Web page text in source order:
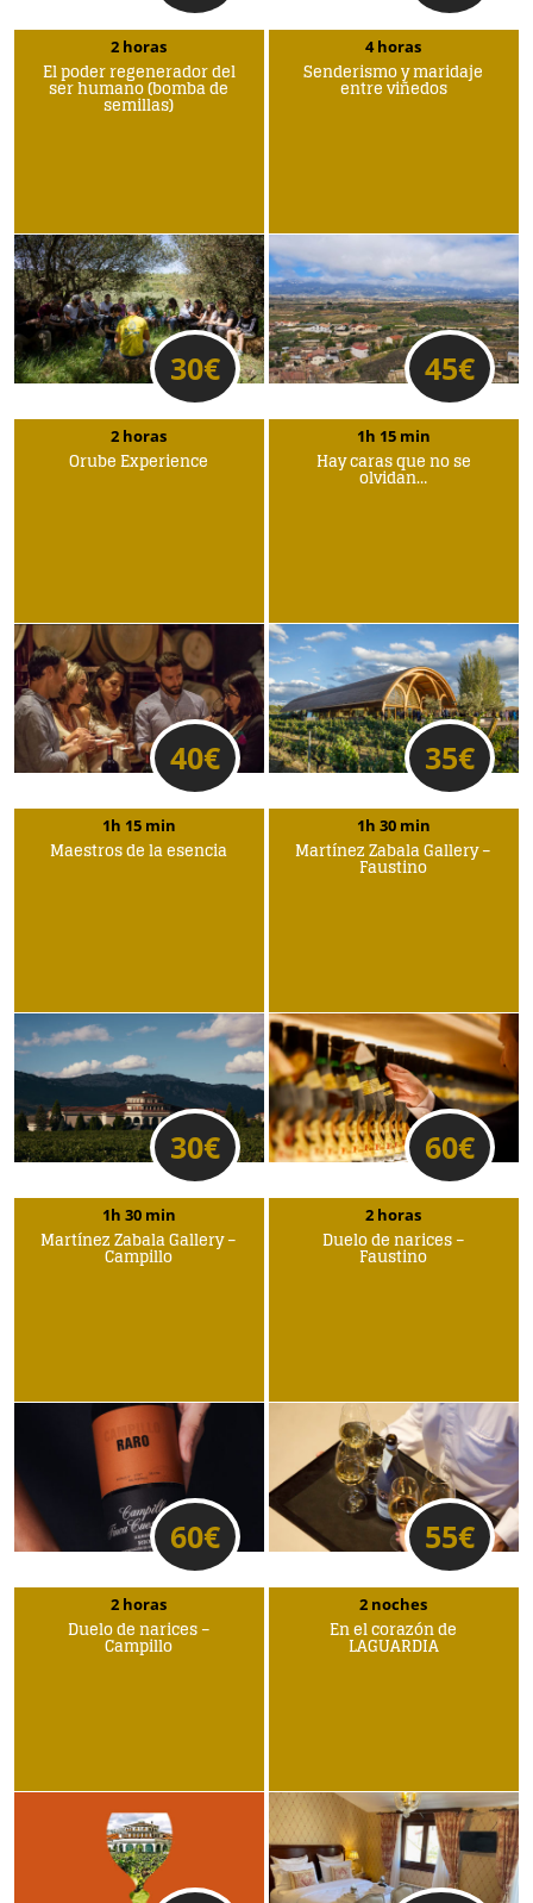
2 horas
El poder regenerador del
ser humano (bomba de
semillas)
30€
2 horas
Orube Experience
40€
1h 15 min
Hay caras que no se
olvidan…
35€
1h 15 min
Maestros de la esencia
30€
1h 30 min
Martínez Zabala Gallery –
Faustino
60€
1h 30 min
Martínez Zabala Gallery –
Campillo
60€
2 horas
Duelo de narices –
Faustino
55€
2 horas
Duelo de narices –
Campillo
2 noches
En el corazón de
LAGUARDIA
4 horas
Senderismo y maridaje
entre viñedos
45€